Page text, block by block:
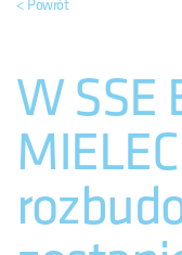
< Powrót
W SSE
MIELEC